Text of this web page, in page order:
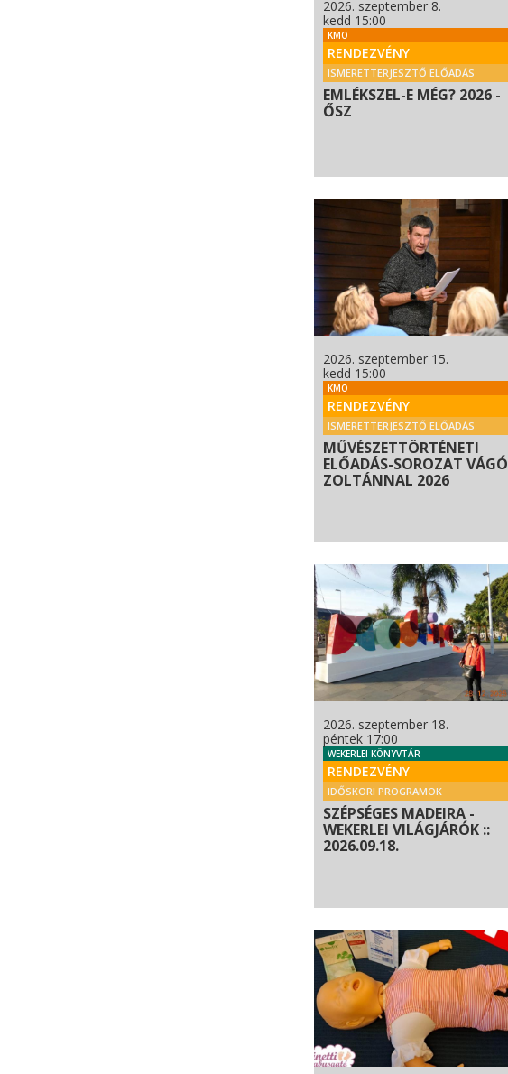
2026. szeptember 8.
kedd 15:00
KMO
RENDEZVÉNY
ISMERETTERJESZTŐ ELŐADÁS
EMLÉKSZEL-E MÉG? 2026 -
ŐSZ
2026. szeptember 15.
kedd 15:00
KMO
RENDEZVÉNY
ISMERETTERJESZTŐ ELŐADÁS
MŰVÉSZETTÖRTÉNETI
ELŐADÁS-SOROZAT VÁGÓ
ZOLTÁNNAL 2026
2026. szeptember 18.
péntek 17:00
WEKERLEI KÖNYVTÁR
RENDEZVÉNY
IDŐSKORI PROGRAMOK
SZÉPSÉGES MADEIRA -
WEKERLEI VILÁGJÁRÓK ::
2026.09.18.